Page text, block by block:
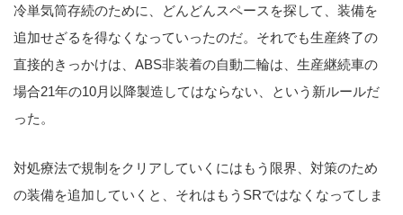
冷単気筒存続のために、どんどんスペースを探して、装備を
追加せざるを得なくなっていったのだ。それでも生産終了の
直接的きっかけは、ABS非装着の自動二輪は、生産継続車の
場合21年の10月以降製造してはならない、という新ルールだ
った。
対処療法で規制をクリアしていくにはもう限界、対策のため
の装備を追加していくと、それはもうSRではなくなってしま